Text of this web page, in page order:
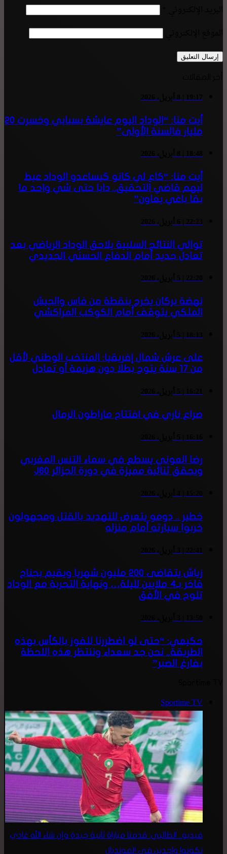
19:17 | 8 أبريل، 2026
أيت منا: “الوداد اليوم عايشة بسبابي وخسرت 20
مليار فالسنة الأولى”
18:48 | 8 أبريل، 2026
أيت منا: “كاع لي كانو كيساعدو الوداد عيط
ليهم قاضي التحقيق.. دابا حتى شي واحد ما
بقا باغي يعاون”
22:23 | 6 أبريل، 2026
توالي النتائج السلبية يلاحق الوداد الرياضي بعد
تعادل جديد أمام الدفاع الحسني الجديدي
22:20 | 5 أبريل، 2026
نهضة بركان يخرج بنقطة من فاس والجيش
الملكي يتوقف أمام الكوكب المراكشي
18:13 | 5 أبريل، 2026
على عرش شمال إفريقيا: المنتخب الوطني لأقل
من 17 سنة يتوج بطلا دون هزيمة أو تعادل
16:21 | 5 أبريل، 2026
صراع ناري في افتتاح ماراطون الرمال
16:16 | 5 أبريل، 2026
رضا العوني يسطع في سماء التنس المغربي
ويحقق ثنائية مميزة في دورة الجزائر J60
15:20 | 4 أبريل، 2026
خطير .. دومو يتعرض للتهديد بالقتل ومجهولون
خربوا سيارته أمام منزله
22:41 | 3 أبريل، 2026
زياش يتقاضى 200 مليون شهريا ويقيم بجناح
فاخر بـ4 ملايين لليلة… ونهاية التجربة مع الوداد
تلوح في الأفق
13:50 | 3 أبريل، 2026
حكيمي: “حتى لو اضطررنا للفوز بالكأس بهذه
الطريقة.. نحن جد سعداء وننتظر هذه اللحظة
بفارغ الصبر”
Sportime TV
فيديو.. الطالبي: قدمنا مباراة ثانية جيدة وإن شاء الله غادي
نكونوا واجدين في المونديال